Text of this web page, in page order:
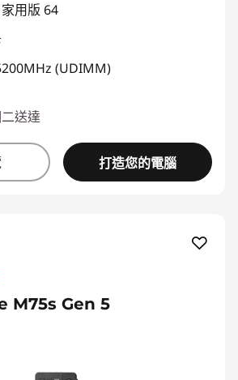
用版 64
(UDIMM)
送達
打造您的電腦
M75s Gen 5